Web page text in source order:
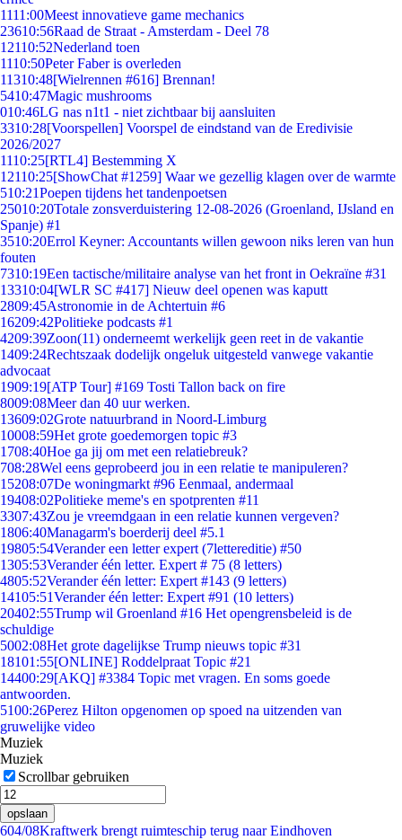
1111:00Meest innovatieve game mechanics
23610:56Raad de Straat - Amsterdam - Deel 78
12110:52Nederland toen
1110:50Peter Faber is overleden
11310:48[Wielrennen #616] Brennan!
5410:47Magic mushrooms
010:46LG nas n1t1 - niet zichtbaar bij aansluiten
3310:28[Voorspellen] Voorspel de eindstand van de Eredivisie
2026/2027
1110:25[RTL4] Bestemming X
12110:25[ShowChat #1259] Waar we gezellig klagen over de warmte
510:21Poepen tijdens het tandenpoetsen
25010:20Totale zonsverduistering 12-08-2026 (Groenland, IJsland en
Spanje) #1
3510:20Errol Keyner: Accountants willen gewoon niks leren van hun
fouten
7310:19Een tactische/militaire analyse van het front in Oekraïne #31
13310:04[WLR SC #417] Nieuw deel openen was kaputt
2809:45Astronomie in de Achtertuin #6
16209:42Politieke podcasts #1
4209:39Zoon(11) onderneemt werkelijk geen reet in de vakantie
1409:24Rechtszaak dodelijk ongeluk uitgesteld vanwege vakantie
advocaat
1909:19[ATP Tour] #169 Tosti Tallon back on fire
8009:08Meer dan 40 uur werken.
13609:02Grote natuurbrand in Noord-Limburg
10008:59Het grote goedemorgen topic #3
1708:40Hoe ga jij om met een relatiebreuk?
708:28Wel eens geprobeerd jou in een relatie te manipuleren?
15208:07De woningmarkt #96 Eenmaal, andermaal
19408:02Politieke meme's en spotprenten #11
3307:43Zou je vreemdgaan in een relatie kunnen vergeven?
1806:40Managarm's boerderij deel #5.1
19805:54Verander een letter expert (7lettereditie) #50
1305:53Verander één letter. Expert # 75 (8 letters)
4805:52Verander één letter: Expert #143 (9 letters)
14105:51Verander één letter: Expert #91 (10 letters)
20402:55Trump wil Groenland #16 Het opengrensbeleid is de
schuldige
5002:08Het grote dagelijkse Trump nieuws topic #31
18101:55[ONLINE] Roddelpraat Topic #21
14400:29[AKQ] #3384 Topic met vragen. En soms goede
antwoorden.
5100:26Perez Hilton opgenomen op spoed na uitzenden van
gruwelijke video
Muziek
Muziek
Scrollbar gebruiken
opslaan
604/08Kraftwerk brengt ruimteschip terug naar Eindhoven